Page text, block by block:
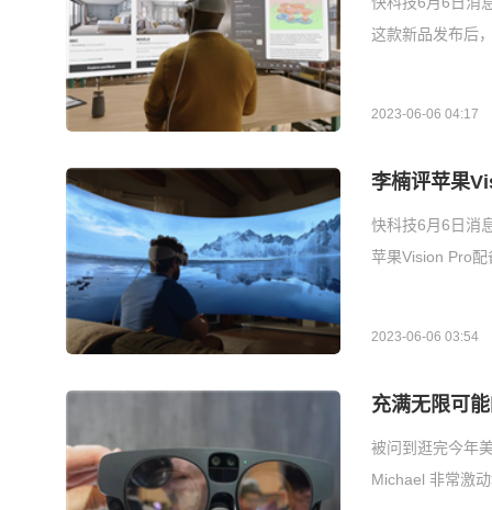
这款新品发布后
2023-06-06 04:17
李楠评苹果
快科技6月6日消
苹果Vision Pro
2023-06-06 03:54
充满无限可
被问到逛完今年
Michael 非常激